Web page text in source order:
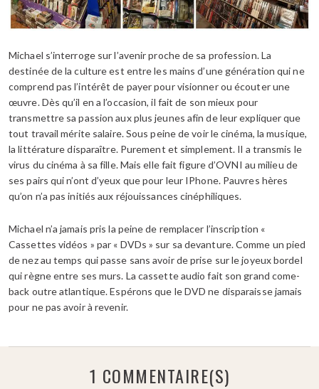
Michael s’interroge sur l’avenir proche de sa profession. La
destinée de la culture est entre les mains d’une génération qui ne
comprend pas l’intérêt de payer pour visionner ou écouter une
œuvre. Dès qu’il en a l’occasion, il fait de son mieux pour
transmettre sa passion aux plus jeunes afin de leur expliquer que
tout travail mérite salaire. Sous peine de voir le cinéma, la musique,
la littérature disparaître. Purement et simplement. Il a transmis le
virus du cinéma à sa fille. Mais elle fait figure d’OVNI au milieu de
ses pairs qui n’ont d’yeux que pour leur IPhone. Pauvres hères
qu’on n’a pas initiés aux réjouissances cinéphiliques.
Michael n’a jamais pris la peine de remplacer l’inscription «
Cassettes vidéos » par « DVDs » sur sa devanture. Comme un pied
de nez au temps qui passe sans avoir de prise sur le joyeux bordel
qui règne entre ses murs. La cassette audio fait son grand come-
back outre atlantique. Espérons que le DVD ne disparaisse jamais
pour ne pas avoir à revenir.
1 COMMENTAIRE(S)